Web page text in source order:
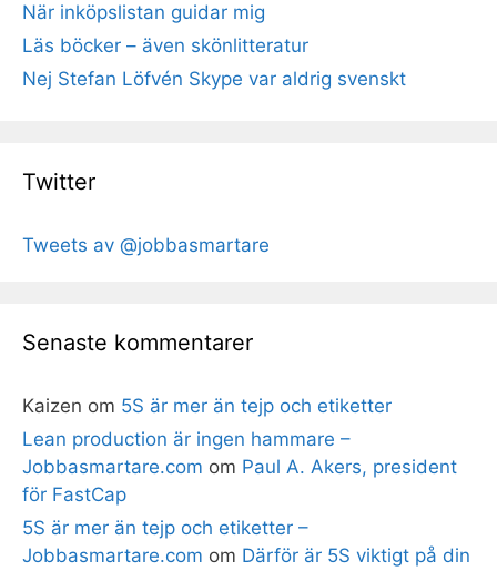
När inköpslistan guidar mig
Läs böcker – även skönlitteratur
Nej Stefan Löfvén Skype var aldrig svenskt
Twitter
Tweets av @jobbasmartare
Senaste kommentarer
Kaizen om 5S är mer än tejp och etiketter
Lean production är ingen hammare –
Jobbasmartare.com om Paul A. Akers, president
för FastCap
5S är mer än tejp och etiketter –
Jobbasmartare.com om Därför är 5S viktigt på din